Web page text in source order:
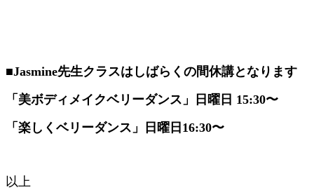
■Jasmine先生クラスは しばらくの間休講となります
「美ボディメイクベリーダンス」日曜日 15:30〜
「楽しくベリーダンス」日曜日16:30〜
以上